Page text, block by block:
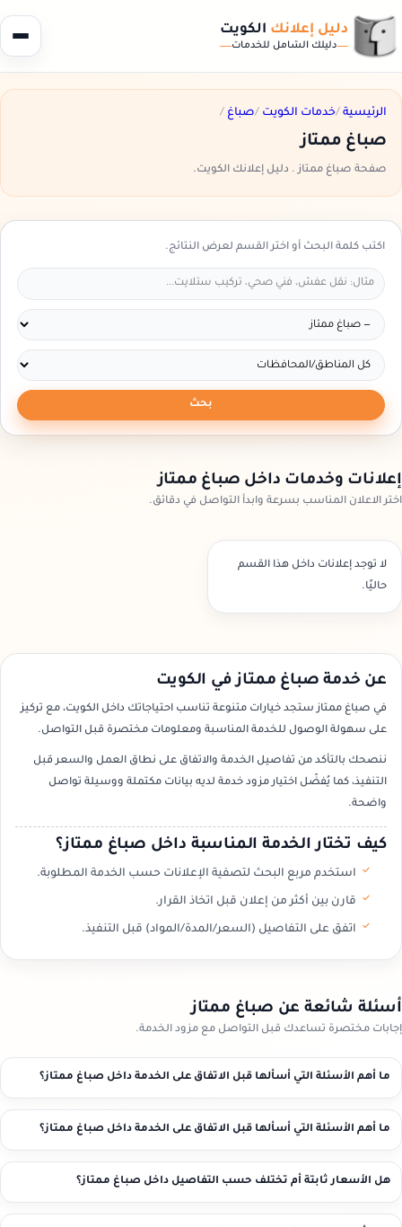
دليل إعلانك الكويت
دليلك الشامل للخدمات
الرئيسية /خدمات الكويت /صباغ /
صباغ ممتاز
صفحة صباغ ممتاز . دليل إعلانك الكويت.
اكتب كلمة البحث أو اختر القسم لعرض النتائج.
بحث
إعلانات وخدمات داخل صباغ ممتاز
اختر الاعلان المناسب بسرعة وابدأ التواصل في دقائق.
لا توجد إعلانات داخل هذا القسم
حاليًا.
عن خدمة صباغ ممتاز في الكويت
في صباغ ممتاز ستجد خيارات متنوعة تناسب احتياجاتك داخل الكويت، مع تركيز
على سهولة الوصول للخدمة المناسبة ومعلومات مختصرة قبل التواصل.
ننصحك بالتأكد من تفاصيل الخدمة والاتفاق على نطاق العمل والسعر قبل
التنفيذ، كما يُفضّل اختيار مزود خدمة لديه بيانات مكتملة ووسيلة تواصل
واضحة.
كيف تختار الخدمة المناسبة داخل صباغ ممتاز؟
استخدم مربع البحث لتصفية الإعلانات حسب الخدمة المطلوبة.
قارن بين أكثر من إعلان قبل اتخاذ القرار.
اتفق على التفاصيل (السعر/المدة/المواد) قبل التنفيذ.
أسئلة شائعة عن صباغ ممتاز
إجابات مختصرة تساعدك قبل التواصل مع مزود الخدمة.
ما أهم الأسئلة التي أسألها قبل الاتفاق على الخدمة داخل صباغ ممتاز؟
ما أهم الأسئلة التي أسألها قبل الاتفاق على الخدمة داخل صباغ ممتاز؟
هل الأسعار ثابتة أم تختلف حسب التفاصيل داخل صباغ ممتاز؟